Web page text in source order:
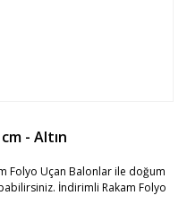
- Altın
Folyo Uçan Balonlar ile doğum
İndirimli Rakam Folyo